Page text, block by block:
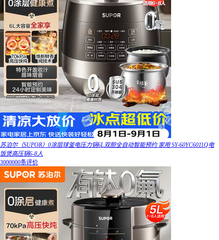
苏泊尔（SUPOR）0涂层球釜电压力锅6L双胆全自动智能预约 家用 SY-60YC6011Q电
饭煲高压锅6-8人
3000000条评价